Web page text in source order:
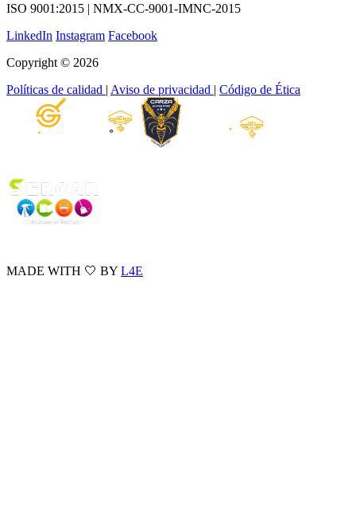
ISO 9001:2015 | NMX-CC-9001-IMNC-2015
LinkedIn Instagram Facebook
Copyright © 2026
Políticas de calidad | Aviso de privacidad | Código de Ética
MADE WITH 🤍 BY L4E